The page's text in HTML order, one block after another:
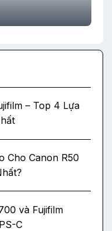
– Top 4 Lựa
Cho Canon R50
và Fujifilm
C